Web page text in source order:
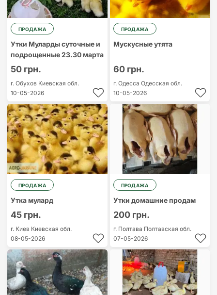
ПРОДАЖА
Утки Муларды суточные и
подрощенные 23.30 марта
50 грн.
г. Обухов Киевская обл.
10-05-2026
ПРОДАЖА
Мускусные утята
60 грн.
г. Одесса Одесская обл.
10-05-2026
ПРОДАЖА
Утка мулард
45 грн.
г. Киев Киевская обл.
08-05-2026
ПРОДАЖА
Утки домашние продам
200 грн.
г. Полтава Полтавская обл.
07-05-2026